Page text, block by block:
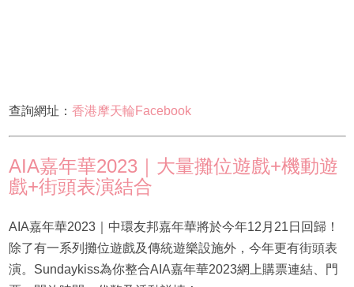
查詢網址： 香港摩天輪Facebook
AIA嘉年華2023｜大量攤位遊戲+機動遊
戲+街頭表演結合
AIA嘉年華2023｜中環友邦嘉年華將於今年12月21日回歸！
除了有一系列攤位遊戲及傳統遊樂設施外，今年更有街頭表
演。Sundaykiss為你整合AIA嘉年華2023網上購票連結、門